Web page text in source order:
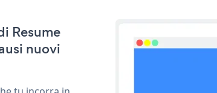
Resume
nuovi